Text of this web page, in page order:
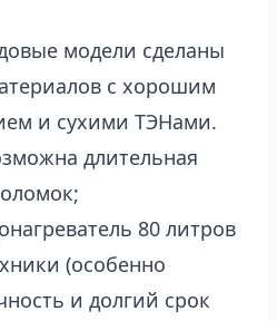
модели сделаны
с хорошим
и сухими ТЭНами.
длительная
80 литров
(особенно
и долгий срок